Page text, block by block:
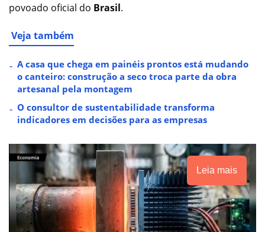
povoado oficial do Brasil.
Veja também
A casa que chega em painéis prontos está mudando
o canteiro: construção a seco troca parte da obra
artesanal pela montagem
O consultor de sustentabilidade transforma
indicadores em decisões para as empresas
Leia mais